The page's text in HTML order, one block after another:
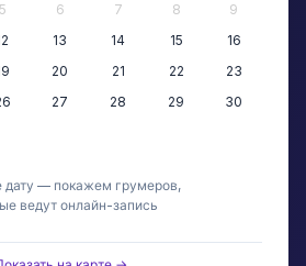
5 6 7 8
9
13 14 15
16
20 21 22
23
27 28 29
30
дату — покажем грумеров,
ведут онлайн-запись